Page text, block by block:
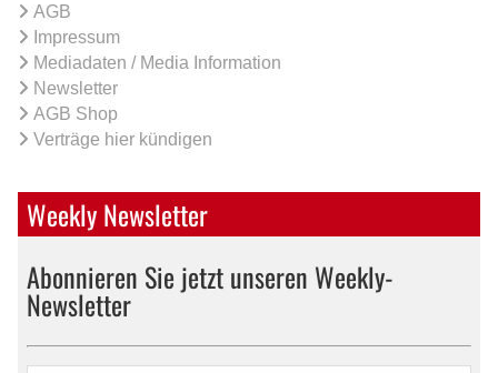
AGB
Impressum
Mediadaten / Media Information
Newsletter
AGB Shop
Verträge hier kündigen
Weekly Newsletter
Abonnieren Sie jetzt unseren Weekly-
Newsletter